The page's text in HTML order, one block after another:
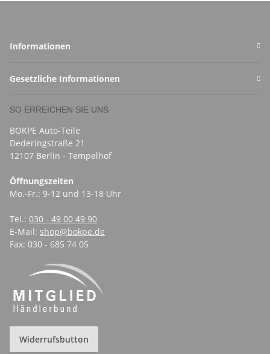
Informationen
Gesetzliche Informationen
SO ERREICHEN SIE UNS
BOKPE Auto-Teile
Dederingstraße 21
12107 Berlin - Tempelhof
Öffnungszeiten
Mo.-Fr.: 9-12 und 13-18 Uhr
Tel.: 030 - 49 00 49 90
E-Mail: shop@bokpe.de
Fax: 030 - 685 74 05
Widerrufsbutton